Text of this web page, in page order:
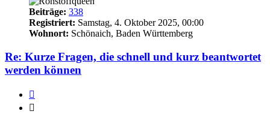
Beiträge: 338
Registriert: Samstag, 4. Oktober 2025, 00:00
Wohnort: Schönaich, Baden Württemberg
Re: Kurze Fragen, die schnell und kurz beantwortet
werden können